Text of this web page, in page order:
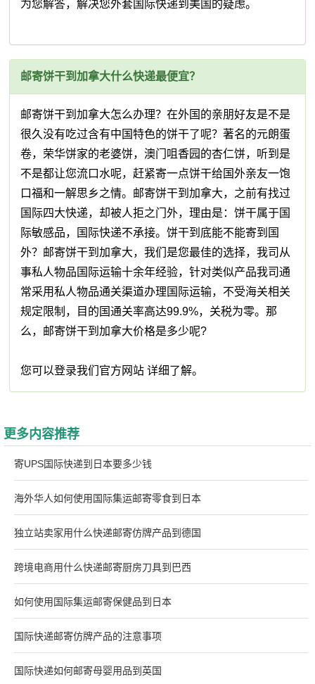
为您解答，解决您外套国际快递到美国的疑虑。
邮寄饼干到加拿大什么快递最便宜？
邮寄饼干到加拿大怎么办理？在外国的亲朋好友是不是
很久没有吃过含有中国特色的饼干了呢？著名的元朗蛋
卷，荣华饼家的老婆饼，澳门咀香园的杏仁饼，听到是
不是都让您流口水呢，赶紧寄一点饼干给国外亲友一饱
口福和一解思乡之情。邮寄饼干到加拿大，之前有找过
国际四大快递，却被人拒之门外，理由是：饼干属于国
际敏感品，国际快递不承接。饼干到底能不能寄到国
外？邮寄饼干到加拿大，我们是您最佳的选择，我司从
事私人物品国际运输十余年经验，针对类似产品我司通
常采用私人物品通关渠道办理国际运输，不受海关相关
规定限制，目的国通关率高达99.9%，关税为零。那
么，邮寄饼干到加拿大价格是多少呢?
您可以登录我们官方网站 详细了解。
更多内容推荐
寄UPS国际快递到日本要多少钱
海外华人如何使用国际集运邮寄零食到日本
独立站卖家用什么快递邮寄仿牌产品到德国
跨境电商用什么快递邮寄厨房刀具到巴西
如何使用国际集运邮寄保健品到日本
国际快递邮寄仿牌产品的注意事项
国际快递如何邮寄母婴用品到英国